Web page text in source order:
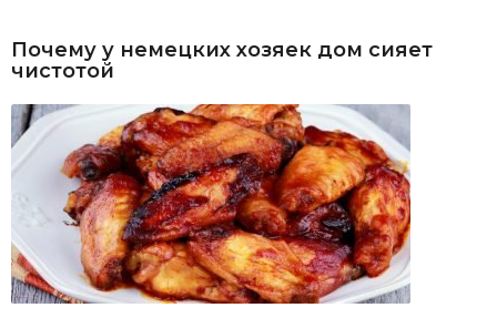
Почему у немецких хозяек дом сияет
чистотой